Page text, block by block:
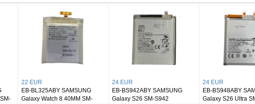
20 EUR
NS1250 Samsung Buds 2/
buds 2 pro earbuds
32 EUR
EB-BX906ABY SAMSUNG
Galaxy Tab S8 Ultra SM-X900
25 EUR
EB-BX818ABY SAMSUNG
Galaxy Tab S9 Plus Wi-fi